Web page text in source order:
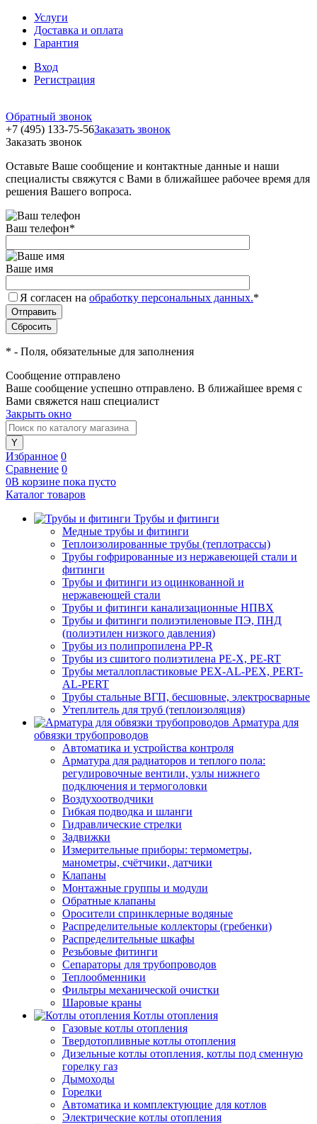
Услуги
Доставка и оплата
Гарантия
Вход
Регистрация
Обратный звонок
+7 (495) 133-75-56Заказать звонок
Заказать звонок
Оставьте Ваше сообщение и контактные данные и наши
специалисты свяжутся с Вами в ближайшее рабочее время для
решения Вашего вопроса.
Ваш телефон*
Ваше имя
Я согласен на обработку персональных данных.*
* - Поля, обязательные для заполнения
Сообщение отправлено
Ваше сообщение успешно отправлено. В ближайшее время с
Вами свяжется наш специалист
Закрыть окно
Избранное 0
Сравнение 0
0В корзине пока пусто
Каталог товаров
Трубы и фитинги
Медные трубы и фитинги
Теплоизолированные трубы (теплотрассы)
Трубы гофрированные из нержавеющей стали и
фитинги
Трубы и фитинги из оцинкованной и
нержавеющей стали
Трубы и фитинги канализационные НПВХ
Трубы и фитинги полиэтиленовые ПЭ, ПНД
(полиэтилен низкого давления)
Трубы из полипропилена PP-R
Трубы из сшитого полиэтилена PE-X, PE-RT
Трубы металлопластиковые PEX-AL-PEX, PERT-
AL-PERT
Трубы стальные ВГП, бесшовные, электросварные
Утеплитель для труб (теплоизоляция)
Арматура для
обвязки трубопроводов
Автоматика и устройства контроля
Арматура для радиаторов и теплого пола:
регулировочные вентили, узлы нижнего
подключения и термоголовки
Воздухоотводчики
Гибкая подводка и шланги
Гидравлические стрелки
Задвижки
Измерительные приборы: термометры,
манометры, счётчики, датчики
Клапаны
Монтажные группы и модули
Обратные клапаны
Оросители спринклерные водяные
Распределительные коллекторы (гребенки)
Распределительные шкафы
Резьбовые фитинги
Сепараторы для трубопроводов
Теплообменники
Фильтры механической очистки
Шаровые краны
Котлы отопления
Газовые котлы отопления
Твердотопливные котлы отопления
Дизельные котлы отопления, котлы под сменную
горелку газ
Дымоходы
Горелки
Автоматика и комплектующие для котлов
Электрические котлы отопления